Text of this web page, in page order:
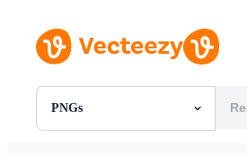
PNGs
Toutes Images